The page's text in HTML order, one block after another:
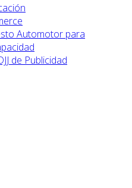
Automotor para
de Publicidad